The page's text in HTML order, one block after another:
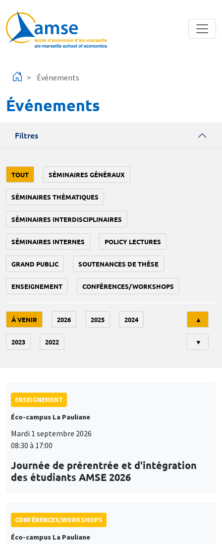
Événements
Événements
Filtres
TOUT SÉMINAIRES GÉNÉRAUX
SÉMINAIRES THÉMATIQUES
SÉMINAIRES INTERDISCIPLINAIRES
SÉMINAIRES INTERNES POLICY LECTURES
GRAND PUBLIC SOUTENANCES DE THÈSE
ENSEIGNEMENT CONFÉRENCES/WORKSHOPS
À VENIR 2026 2025 2024
2023 2022
▲
▼
ENSEIGNEMENT
Éco-campus La Pauliane
Mardi 1 septembre 2026
08:30 à 17:00
Journée de prérentrée et d'intégration
des étudiants AMSE 2026
CONFÉRENCES/WORKSHOPS
Éco-campus La Pauliane